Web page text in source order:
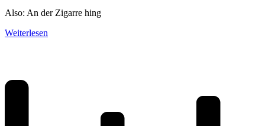
Also: An der Zigarre hing
Weiterlesen